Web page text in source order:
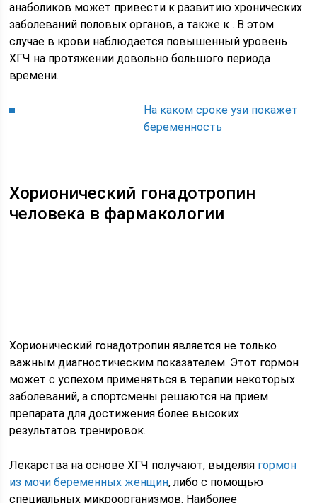
анаболиков может привести к развитию хронических
заболеваний половых органов, а также к . В этом
случае в крови наблюдается повышенный уровень
ХГЧ на протяжении довольно большого периода
времени.
На каком сроке узи покажет
беременность
Хорионический гонадотропин
человека в фармакологии
Хорионический гонадотропин является не только
важным диагностическим показателем. Этот гормон
может с успехом применяться в терапии некоторых
заболеваний, а спортсмены решаются на прием
препарата для достижения более высоких
результатов тренировок.
Лекарства на основе ХГЧ получают, выделяя гормон
из мочи беременных женщин, либо с помощью
специальных микроорганизмов. Наиболее